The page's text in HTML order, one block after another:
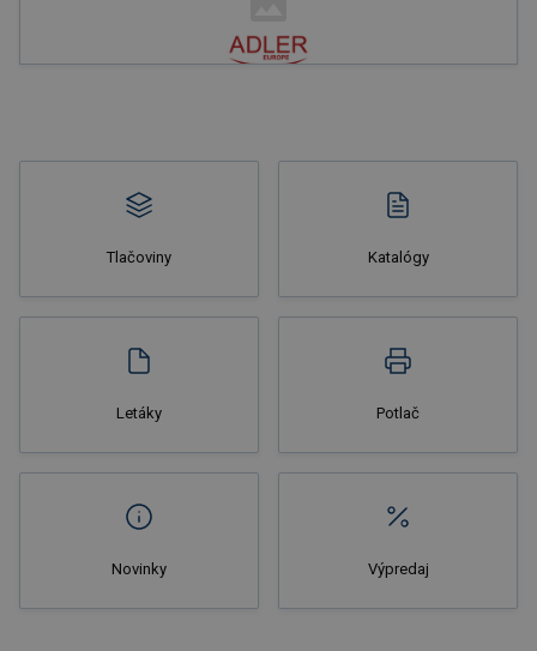
Tlačoviny Katalógy
Letáky Potlač
Novinky Výpredaj